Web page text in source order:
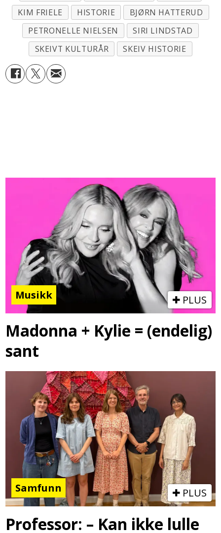
KIM FRIELE
HISTORIE
BJØRN HATTERUD
PETRONELLE NIELSEN
SIRI LINDSTAD
SKEIVT KULTURÅR
SKEIV HISTORIE
Musikk PLUS
Madonna + Kylie = (endelig)
sant
Samfunn PLUS
Professor: – Kan ikke lulle